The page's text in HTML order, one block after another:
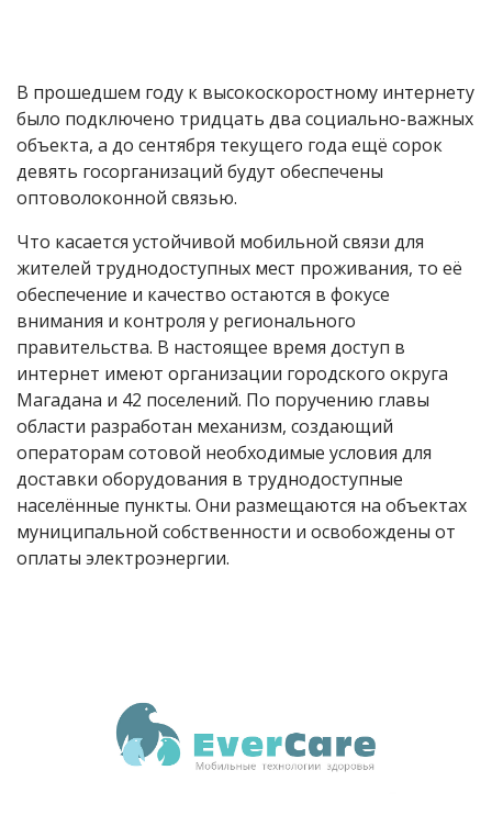
В прошедшем году к высокоскоростному интернету
было подключено тридцать два социально-важных
объекта, а до сентября текущего года ещё сорок
девять госорганизаций будут обеспечены
оптоволоконной связью.
Что касается устойчивой мобильной связи для
жителей труднодоступных мест проживания, то её
обеспечение и качество остаются в фокусе
внимания и контроля у регионального
правительства. В настоящее время доступ в
интернет имеют организации городского округа
Магадана и 42 поселений. По поручению главы
области разработан механизм, создающий
операторам сотовой необходимые условия для
доставки оборудования в труднодоступные
населённые пункты. Они размещаются на объектах
муниципальной собственности и освобождены от
оплаты электроэнергии.